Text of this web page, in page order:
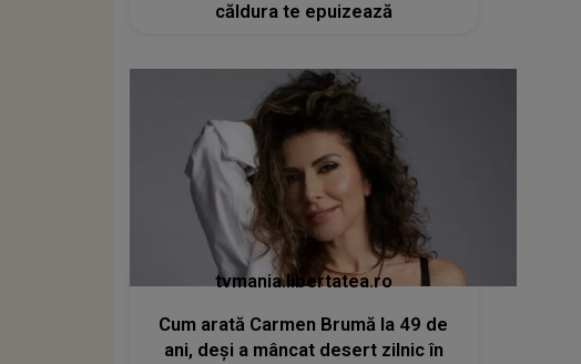
căldura te epuizează
tvmania.libertatea.ro
Cum arată Carmen Brumă la 49 de
ani, deși a mâncat desert zilnic în